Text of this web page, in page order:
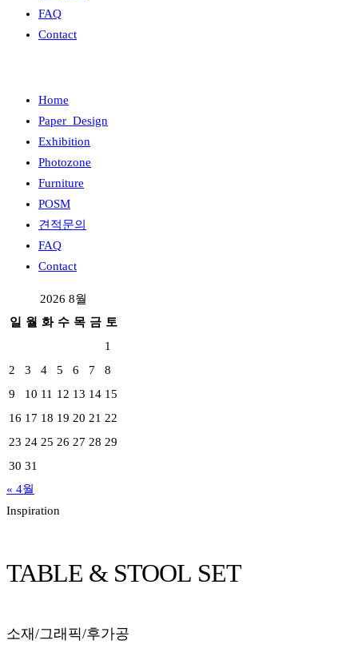
FAQ
Contact
Home
Paper_Design
Exhibition
Photozone
Furniture
POSM
견적문의
FAQ
Contact
2026 8월
일 월 화 수 목 금 토
1
2
3 4 5 6 7
8
9
10 11 12 13 14 15
16 17 18 19 20 21 22
23 24 25 26 27 28 29
30 31
« 4월
Inspiration
TABLE & STOOL SET
소재/그래픽/후가공